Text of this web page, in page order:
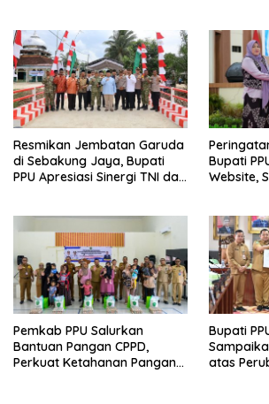
Resmikan Jembatan Garuda
di Sebakung Jaya, Bupati
PPU Apresiasi Sinergi TNI dan
Bupati
Website,
Pemkab PPU Salurkan
Bantuan Pangan CPPD,
Perkuat Ketahanan Pangan
Bupati
atas